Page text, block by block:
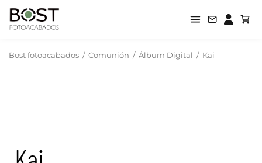
Bost fotoacabados / Comunión / Álbum Digital / Kai